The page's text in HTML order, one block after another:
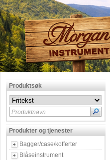
Produktsøk
Produktnavn
Produkter og tjenester
Bagger/case/kofferter
Blåseinstrument